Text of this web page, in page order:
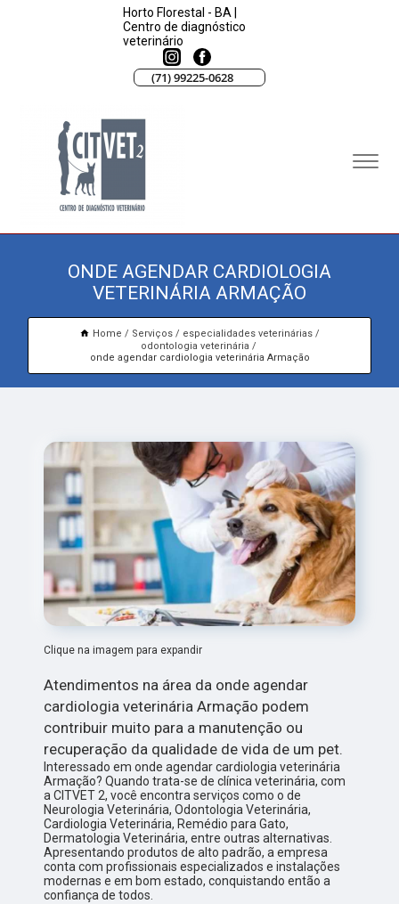
Horto Florestal - BA |
Centro de diagnóstico
veterinário
(71) 99225-0628
ONDE AGENDAR CARDIOLOGIA
VETERINÁRIA ARMAÇÃO
Home Serviços
especialidades veterinárias
odontologia veterinária
onde agendar cardiologia veterinária Armação
Clique na imagem para expandir
Atendimentos na área da onde agendar
cardiologia veterinária Armação podem
contribuir muito para a manutenção ou
recuperação da qualidade de vida de um pet.
Interessado em onde agendar cardiologia veterinária
Armação? Quando trata-se de clínica veterinária, com
a CITVET 2, você encontra serviços como o de
Neurologia Veterinária, Odontologia Veterinária,
Cardiologia Veterinária, Remédio para Gato,
Dermatologia Veterinária, entre outras alternativas.
Apresentando produtos de alto padrão, a empresa
conta com profissionais especializados e instalações
modernas e em bom estado, conquistando então a
confiança de todos.